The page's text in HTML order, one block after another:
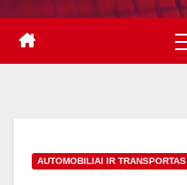
AUTOMOBILIAI IR TRANSPORTAS